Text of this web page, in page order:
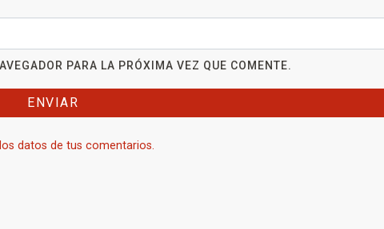
PARA LA PRÓXIMA VEZ QUE COMENTE.
datos de tus comentarios.